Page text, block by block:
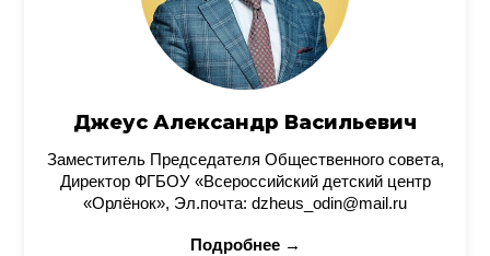
Джеус Александр Васильевич
Заместитель Председателя Общественного совета,
Директор ФГБОУ «Всероссийский детский центр
«Орлёнок», Эл.почта: dzheus_odin@mail.ru
Подробнее →